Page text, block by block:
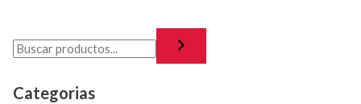
Categorias